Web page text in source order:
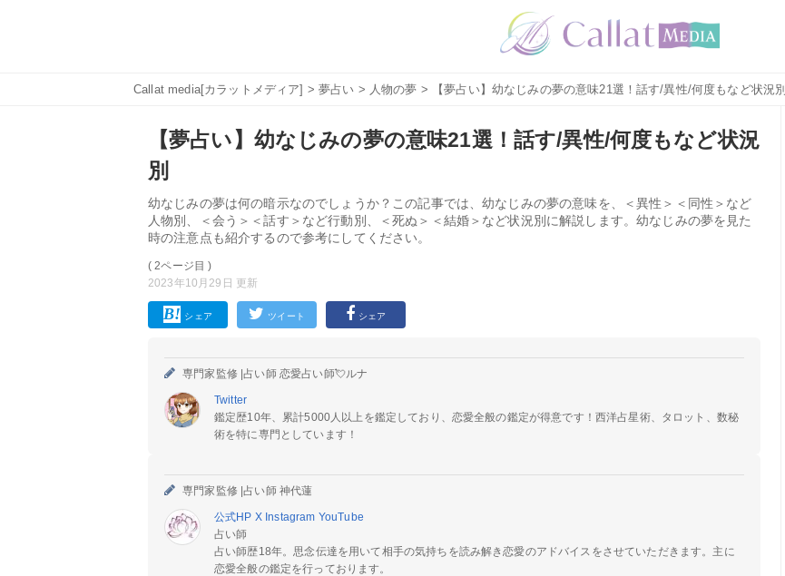
Callat media[カラットメディア] >夢占い > 人物の夢 > 【夢占い】幼なじみの夢の意味21選！話す/異性/何度もなど状況別
【夢占い】幼なじみの夢の意味21選！話す/異性/何度もなど状況
別
幼なじみの夢は何の暗示なのでしょうか？この記事では、幼なじみの夢の意味を、＜異性＞＜同性＞など
人物別、＜会う＞＜話す＞など行動別、＜死ぬ＞＜結婚＞など状況別に解説します。幼なじみの夢を見た
時の注意点も紹介するので参考にしてください。
( 2ページ目 )
2023年10月29日 更新
シェア ツイート シェア
専門家監修 |占い師 恋愛占い師💘ルナ
Twitter
鑑定歴10年、累計5000人以上を鑑定しており、恋愛全般の鑑定が得意です！西洋占星術、タロット、数秘
術を特に専門としています！
専門家監修 |占い師 神代蓮
公式HP X Instagram YouTube
占い師
占い師歴18年。思念伝達を用いて相手の気持ちを読み解き恋愛のアドバイスをさせていただきます。主に
恋愛全般の鑑定を行っております。